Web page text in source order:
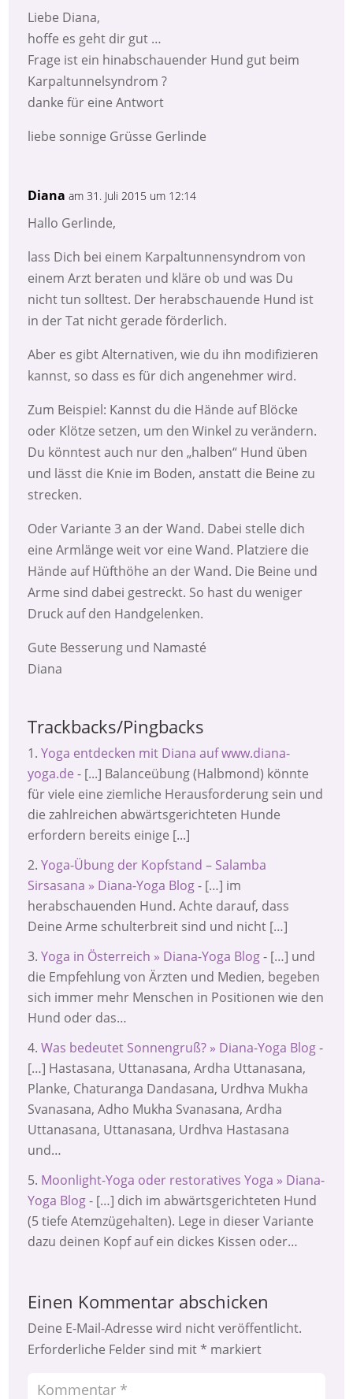
Liebe Diana,
hoffe es geht dir gut …
Frage ist ein hinabschauender Hund gut beim
Karpaltunnelsyndrom ?
danke für eine Antwort
liebe sonnige Grüsse Gerlinde
Diana am 31. Juli 2015 um 12:14
Hallo Gerlinde,
lass Dich bei einem Karpaltunnensyndrom von
einem Arzt beraten und kläre ob und was Du
nicht tun solltest. Der herabschauende Hund ist
in der Tat nicht gerade förderlich.
Aber es gibt Alternativen, wie du ihn modifizieren
kannst, so dass es für dich angenehmer wird.
Zum Beispiel: Kannst du die Hände auf Blöcke
oder Klötze setzen, um den Winkel zu verändern.
Du könntest auch nur den „halben“ Hund üben
und lässt die Knie im Boden, anstatt die Beine zu
strecken.
Oder Variante 3 an der Wand. Dabei stelle dich
eine Armlänge weit vor eine Wand. Platziere die
Hände auf Hüfthöhe an der Wand. Die Beine und
Arme sind dabei gestreckt. So hast du weniger
Druck auf den Handgelenken.
Gute Besserung und Namasté
Diana
Trackbacks/Pingbacks
Yoga entdecken mit Diana auf www.diana-
yoga.de - [...] Balanceübung (Halbmond) könnte
für viele eine ziemliche Herausforderung sein und
die zahlreichen abwärtsgerichteten Hunde
erfordern bereits einige [...]
Yoga-Übung der Kopfstand – Salamba
Sirsasana » Diana-Yoga Blog- […] im
herabschauenden Hund. Achte darauf, dass
Deine Arme schulterbreit sind und nicht […]
Yoga in Österreich » Diana-Yoga Blog- […] und
die Empfehlung von Ärzten und Medien, begeben
sich immer mehr Menschen in Positionen wie den
Hund oder das…
Was bedeutet Sonnengruß? » Diana-Yoga Blog-
[…] Hastasana, Uttanasana, Ardha Uttanasana,
Planke, Chaturanga Dandasana, Urdhva Mukha
Svanasana, Adho Mukha Svanasana, Ardha
Uttanasana, Uttanasana, Urdhva Hastasana
und…
Moonlight-Yoga oder restoratives Yoga » Diana-
Yoga Blog- […] dich im abwärtsgerichteten Hund
(5 tiefe Atemzügehalten). Lege in dieser Variante
dazu deinen Kopf auf ein dickes Kissen oder…
Einen Kommentar abschicken
Deine E-Mail-Adresse wird nicht veröffentlicht.
Erforderliche Felder sind mit* markiert